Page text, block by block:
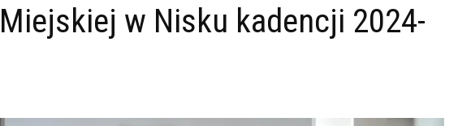
w Nisku kadencji 2024-